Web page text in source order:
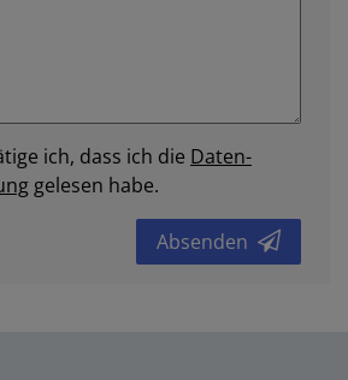
ich, dass ich die Daten­
gelesen habe.
Absenden